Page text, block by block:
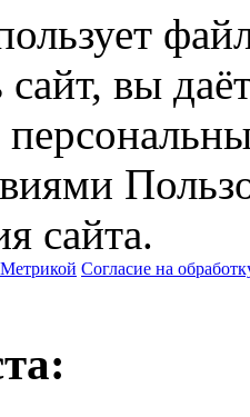
сайт, вы
сайта.
Согласие на